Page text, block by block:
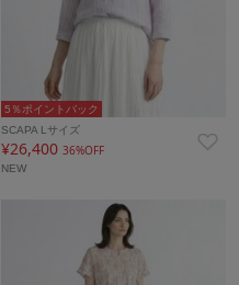
5％ポイントバック
SCAPA Lサイズ
¥26,40036%OFF
NEW